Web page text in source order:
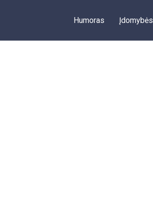
Humoras Įdomybės